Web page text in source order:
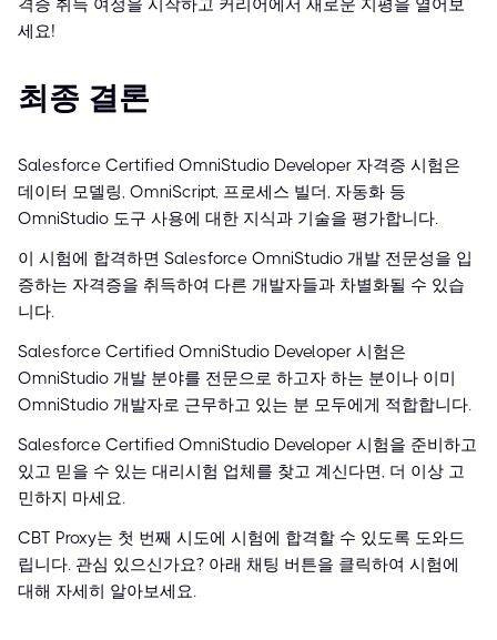
격증 취득 여정을 시작하고 커리어에서 새로운 지평을 열어보
세요!
최종 결론
Salesforce Certified OmniStudio Developer 자격증 시험은
데이터 모델링, OmniScript, 프로세스 빌더, 자동화 등
OmniStudio 도구 사용에 대한 지식과 기술을 평가합니다.
이 시험에 합격하면 Salesforce OmniStudio 개발 전문성을 입
증하는 자격증을 취득하여 다른 개발자들과 차별화될 수 있습
니다.
Salesforce Certified OmniStudio Developer 시험은
OmniStudio 개발 분야를 전문으로 하고자 하는 분이나 이미
OmniStudio 개발자로 근무하고 있는 분 모두에게 적합합니다.
Salesforce Certified OmniStudio Developer 시험을 준비하고
있고 믿을 수 있는 대리시험 업체를 찾고 계신다면, 더 이상 고
민하지 마세요.
CBT Proxy는 첫 번째 시도에 시험에 합격할 수 있도록 도와드
립니다. 관심 있으신가요? 아래 채팅 버튼을 클릭하여 시험에
대해 자세히 알아보세요.